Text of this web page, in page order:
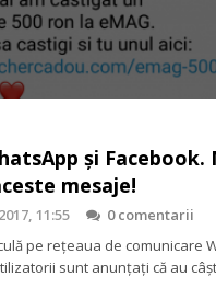
şi Facebook.
mesaje!
11:55
0 comentarii
pe reţeaua de comunicare
sunt anunţaţi că au